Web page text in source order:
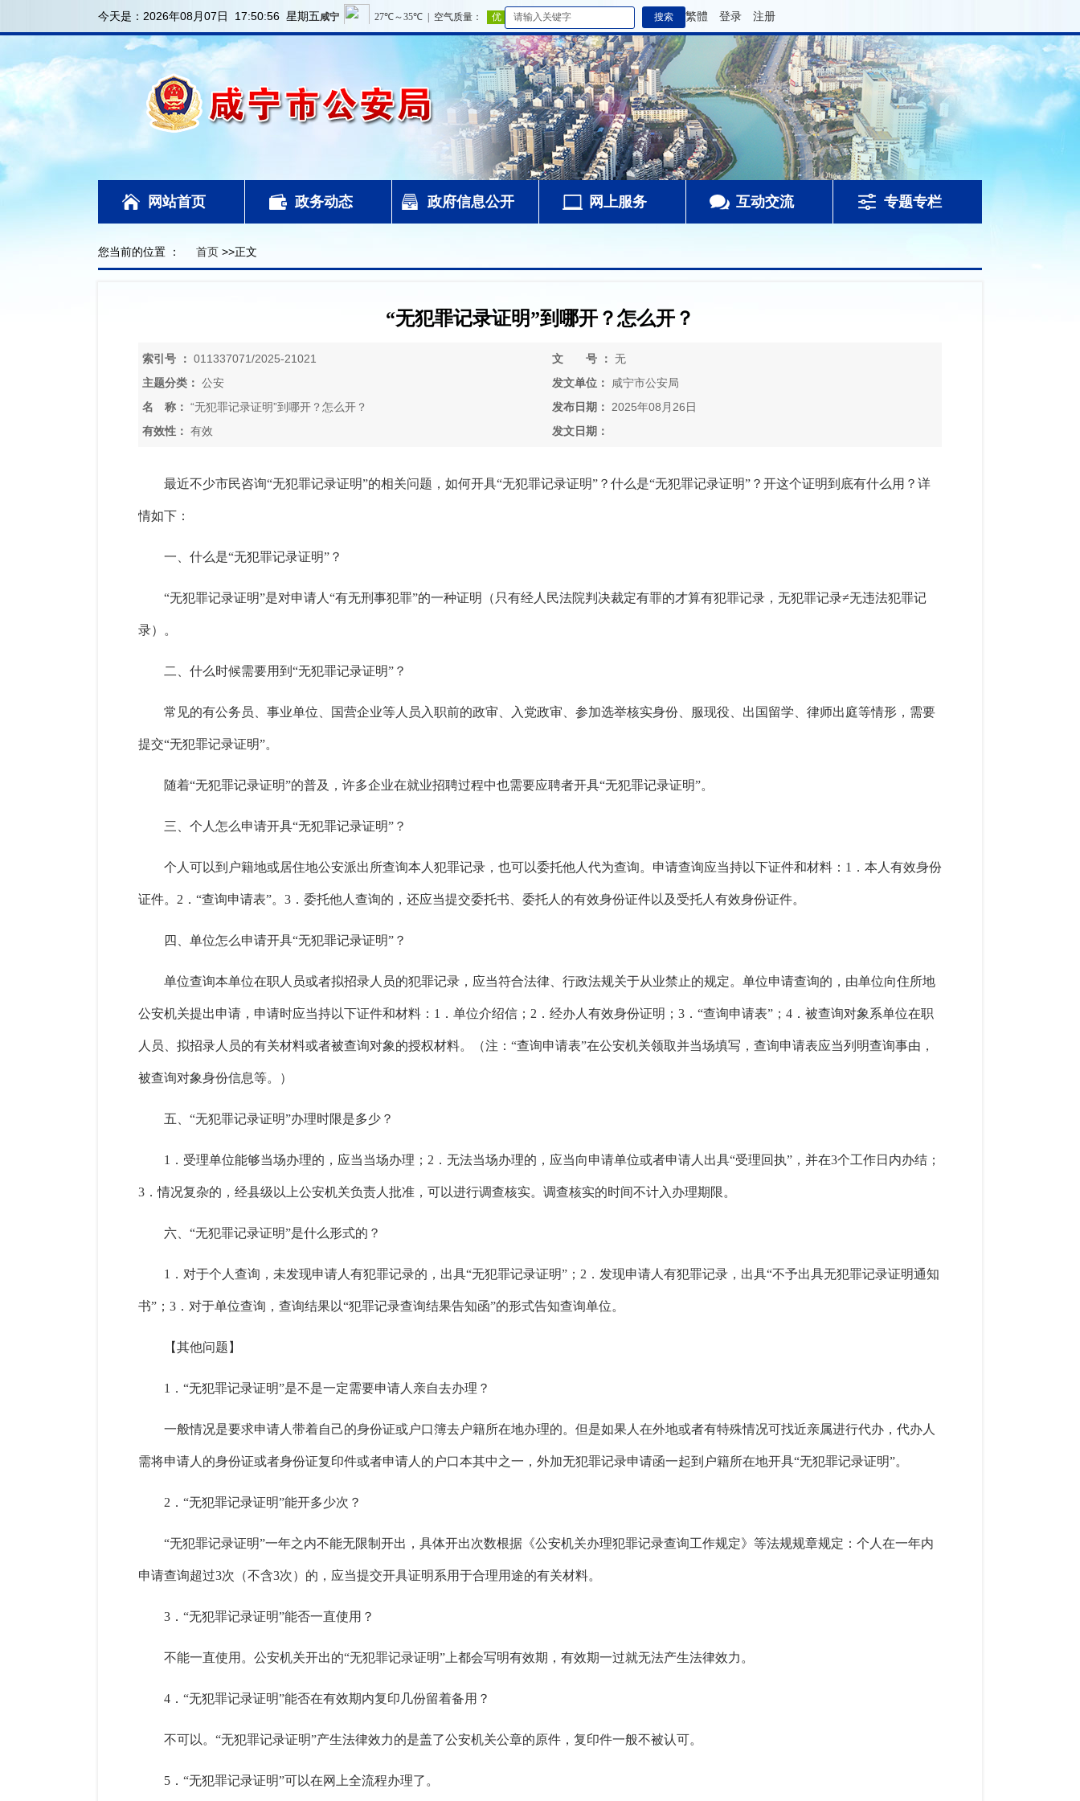
今天是： 2026年08月07日 17:50:57 星期五 繁體 登录 注册
网站首页 政务动态 政府信息公开 网上服务 互动交流 专题专栏
您当前的位置 ： 首页 >>正文
“无犯罪记录证明”到哪开？怎么开？
索引号 ： 011337071/2025-21021 文 号 ： 无
主题分类： 公安 发文单位：
咸宁市公安局
名 称： “无犯罪记录证明”到哪开？怎么开？ 发布日期：
2025年08月26日
有效性： 有效 发文日期：
最近不少市民咨询“无犯罪记录证明”的相关问题，如何开具“无犯罪记录证明”？什么是“无犯罪记录证明”？开这个证明到底有什么用？详
情如下：
一、什么是“无犯罪记录证明”？
“无犯罪记录证明”是对申请人“有无刑事犯罪”的一种证明（只有经人民法院判决裁定有罪的才算有犯罪记录，无犯罪记录≠无违法犯罪记
录）。
二、什么时候需要用到“无犯罪记录证明”？
常见的有公务员、事业单位、国营企业等人员入职前的政审、入党政审、参加选举核实身份、服现役、出国留学、律师出庭等情形，需要
提交“无犯罪记录证明”。
随着“无犯罪记录证明”的普及，许多企业在就业招聘过程中也需要应聘者开具“无犯罪记录证明”。
三、个人怎么申请开具“无犯罪记录证明”？
个人可以到户籍地或居住地公安派出所查询本人犯罪记录，也可以委托他人代为查询。申请查询应当持以下证件和材料：1．本人有效身份
证件。2．“查询申请表”。3．委托他人查询的，还应当提交委托书、委托人的有效身份证件以及受托人有效身份证件。
四、单位怎么申请开具“无犯罪记录证明”？
单位查询本单位在职人员或者拟招录人员的犯罪记录，应当符合法律、行政法规关于从业禁止的规定。单位申请查询的，由单位向住所地
公安机关提出申请，申请时应当持以下证件和材料：1．单位介绍信；2．经办人有效身份证明；3．“查询申请表”；4．被查询对象系单位在职
人员、拟招录人员的有关材料或者被查询对象的授权材料。（注：“查询申请表”在公安机关领取并当场填写，查询申请表应当列明查询事由，
被查询对象身份信息等。）
五、“无犯罪记录证明”办理时限是多少？
1．受理单位能够当场办理的，应当当场办理；2．无法当场办理的，应当向申请单位或者申请人出具“受理回执”，并在3个工作日内办结；
3．情况复杂的，经县级以上公安机关负责人批准，可以进行调查核实。调查核实的时间不计入办理期限。
六、“无犯罪记录证明”是什么形式的？
1．对于个人查询，未发现申请人有犯罪记录的，出具“无犯罪记录证明”；2．发现申请人有犯罪记录，出具“不予出具无犯罪记录证明通知
书”；3．对于单位查询，查询结果以“犯罪记录查询结果告知函”的形式告知查询单位。
【其他问题】
1．“无犯罪记录证明”是不是一定需要申请人亲自去办理？
一般情况是要求申请人带着自己的身份证或户口簿去户籍所在地办理的。但是如果人在外地或者有特殊情况可找近亲属进行代办，代办人
需将申请人的身份证或者身份证复印件或者申请人的户口本其中之一，外加无犯罪记录申请函一起到户籍所在地开具“无犯罪记录证明”。
2．“无犯罪记录证明”能开多少次？
“无犯罪记录证明”一年之内不能无限制开出，具体开出次数根据《公安机关办理犯罪记录查询工作规定》等法规规章规定：个人在一年内
申请查询超过3次（不含3次）的，应当提交开具证明系用于合理用途的有关材料。
3．“无犯罪记录证明”能否一直使用？
不能一直使用。公安机关开出的“无犯罪记录证明”上都会写明有效期，有效期一过就无法产生法律效力。
4．“无犯罪记录证明”能否在有效期内复印几份留着备用？
不可以。“无犯罪记录证明”产生法律效力的是盖了公安机关公章的原件，复印件一般不被认可。
5．“无犯罪记录证明”可以在网上全流程办理了。